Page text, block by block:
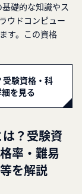
礎的な知識やス
ウドコンピュー
す。この資格
受験資格・科
を見る
？受験資
率・難易
を解説